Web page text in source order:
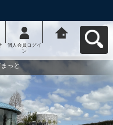
個人会員ログイ
ン
ー ざまっとへ
っと